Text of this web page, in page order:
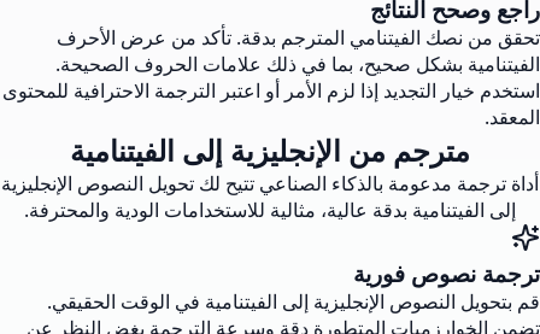
راجع وصحح النتائج
تحقق من نصك الفيتنامي المترجم بدقة. تأكد من عرض الأحرف
الفيتنامية بشكل صحيح، بما في ذلك علامات الحروف الصحيحة.
استخدم خيار التجديد إذا لزم الأمر أو اعتبر الترجمة الاحترافية للمحتوى
المعقد.
مترجم من الإنجليزية إلى الفيتنامية
أداة ترجمة مدعومة بالذكاء الصناعي تتيح لك تحويل النصوص الإنجليزية
إلى الفيتنامية بدقة عالية، مثالية للاستخدامات الودية والمحترفة.
ترجمة نصوص فورية
قم بتحويل النصوص الإنجليزية إلى الفيتنامية في الوقت الحقيقي.
تضمن الخوارزميات المتطورة دقة وسرعة الترجمة بغض النظر عن